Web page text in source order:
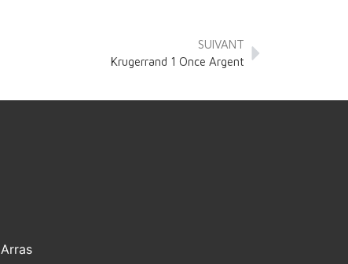
SUIVANT
Krugerrand 1 Once Argent
Arras